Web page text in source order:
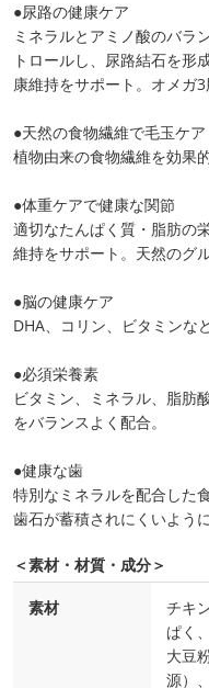
●尿路の健康ケア
ミネラルとアミノ酸のバラ
トロールし、尿路結石を形
康維持をサポート。オメガ3
●天然の食物繊維で毛玉ケア
植物由来の食物繊維を効果
●体重ケアで健康な関節
適切なたんぱく質・脂肪の
維持をサポート。天然のグ
●脳の健康ケア
DHA、コリン、ビタミンな
●必須栄養素
ビタミン、ミネラル、脂肪
をバランスよく配合。
●健康な歯
特別なミネラルを配合した
歯石が蓄積されにくいように
＜素材・材質・成分＞
素材
チキ
ぱく
大豆
源）